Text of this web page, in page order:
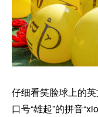
仔细看笑脸球上的
口号“雄起”的拼音